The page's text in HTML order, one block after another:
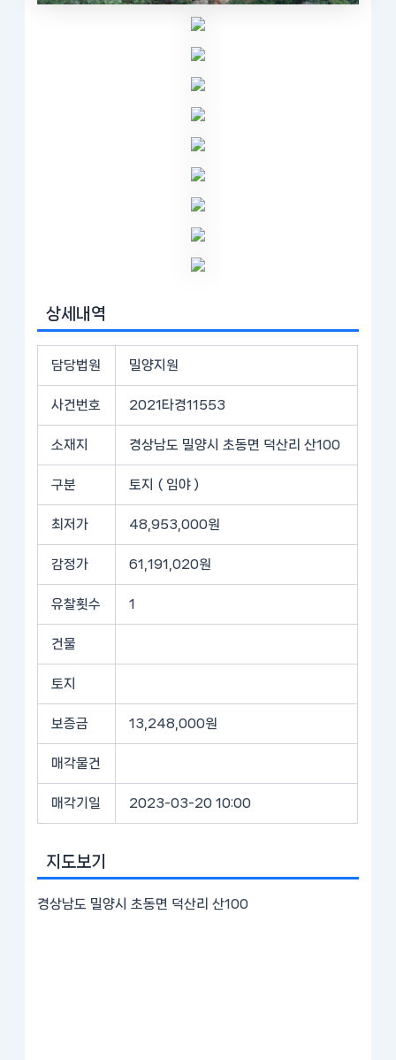
상세내역
담당법원 밀양지원
사건번호 2021타경11553
소재지 경상남도 밀양시 초동면 덕산리 산100
구분 토지 ( 임야 )
최저가 48,953,000원
감정가 61,191,020원
유찰횟수 1
건물
토지
보증금 13,248,000원
매각물건
매각기일 2023-03-20 10:00
지도보기
경상남도 밀양시 초동면 덕산리 산100